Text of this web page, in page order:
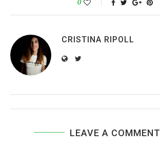
0
CRISTINA RIPOLL
LEAVE A COMMENT